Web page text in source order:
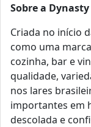
Sobre a Dynasty
Criada no início
como uma
cozinha, bar e
qualidade,
nos lares
importantes em
descolada e